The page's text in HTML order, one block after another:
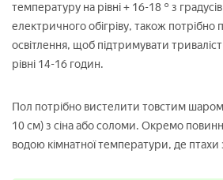
температуру на рівні + 16-18 ° з
електричного обігріву, також потрібно
освітлення, щоб підтримувати
рівні 14-16 годин.
Пол потрібно вистелити товстим
10 см) з сіна або соломи. Окремо
водою кімнатної температури, де птахи